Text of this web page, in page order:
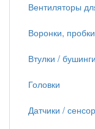
Вентиляторы
Воронки,
Втулки / бушинги
Головки
Датчики /